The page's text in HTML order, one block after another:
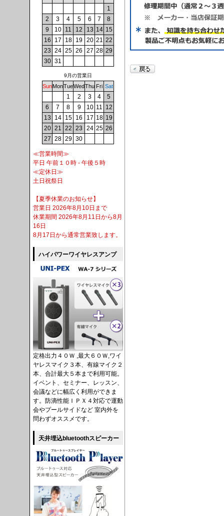
1
2
3 4 5 6 7
8
9
10 11 12 13 14 15
16
17 18 19 20 21 22
23 24 25 26 27 28 29
30 31
9月の営業日
SunMonTueWedThu Fri Sat
1 2 3 4
5
6
7 8 9 10 11 12
13
14 15 16 17 18 19
20 21 22 23 24 25 26
27 28 29 30
≪営業時間≫
平日 午前１０時 - 午後５時
≪定休日≫
土日祝祭日
【夏季休業のお知らせ】
営業日 2026年8月10日まで
休業期間 2026年8月11日から8月
16日
8月17日から通常営業致します。
ハイパワーワイヤレスアンプ
定格出力４０Ｗ ,最大６０Ｗ,ワイ
ヤレスマイク３本、有線マイク２
本、合計最大５本まで利用可能。
イベント、セミナー、レッスン、
会議などに幅広く利用ができま
す。防滴性能ＩＰＸ４対応で運動
会やプールサイドなど 室内外を
問わずオススメです。
天井埋込bluetoothスピーカー